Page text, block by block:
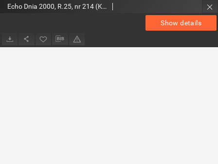
Show details
Echo Dnia 2000, R.25, nr 214 (Kieleckie)